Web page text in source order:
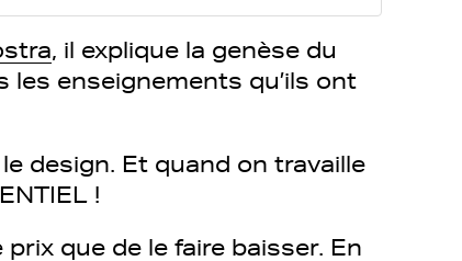
, il explique la genèse du
les enseignements qu’ils ont
design. Et quand on travaille
!
que de le faire baisser. En